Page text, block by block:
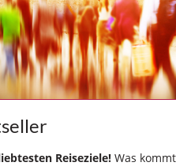
Reiseziele! Was